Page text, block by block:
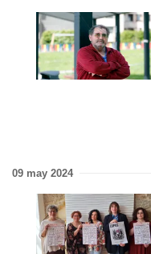
09 may 2024